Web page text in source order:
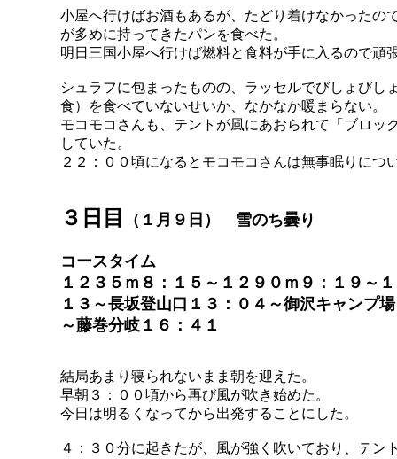
小屋へ行けばお酒もあるが、たどり着けなかったの
が多めに持ってきたパンを食べた。
明日三国小屋へ行けば燃料と食料が手に入るので頑
シュラフに包まったものの、ラッセルでびしょび
食）を食べていないせいか、なかなか暖まらない。
モコモコさんも、テントが風にあおられて「ブロ
していた。
２２：００頃になるとモコモコさんは無事眠りにつ
３日目 （１月９日） 雪のち曇り
コースタイム
１２３５ｍ８：１５～１２９０ｍ９：１９～
１３～長坂登山口１３：０４～御沢キャンプ
～藤巻分岐１６：４１
結局あまり寝られないまま朝を迎えた。
早朝３：００頃から再び風が吹き始めた。
今日は明るくなってから出発することにした。
４：３０分に起きたが、風が強く吹いており、テ